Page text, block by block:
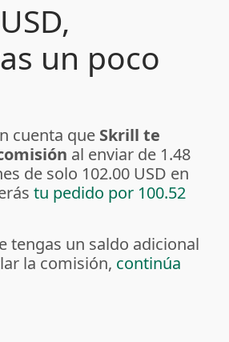
un poco
cuenta que Skrill te
al enviar de 1.48
de solo 102.00 USD en
tu pedido por 100.52
tengas un saldo adicional
la comisión, continúa